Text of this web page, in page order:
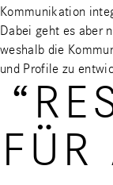
Kommunikation
Dabei geht es aber
weshalb die
und Profile zu
FÜR